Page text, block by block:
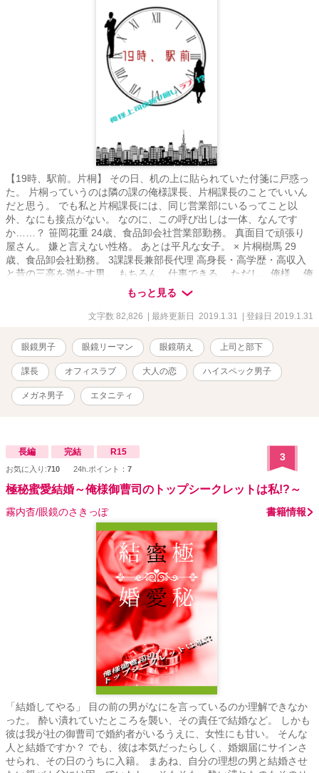
【19時、駅前。片桐】 その日、机の上に貼られていた付箋に戸惑っ
た。 片桐っていうのは隣の課の俺様課長、片桐課長のことでいいん
だと思う。 でも私と片桐課長には、同じ営業部にいるってこと以
外、なにも接点がない。 なのに、この呼び出しは一体、なんです
か……？ 笹岡花重 24歳、食品卸会社営業部勤務。 真面目で頑張り
屋さん。 嫌と言えない性格。 あとは平凡な女子。 × 片桐樹馬 29
歳、食品卸会社勤務。 3課課長兼部長代理 高身長・高学歴・高収入
と昔の三高を満たす男。 もちろん、仕事できる。 ただし、俺様。 俺
様片桐課長に振り回され、私はどうなっちゃうの……!?
もっと見る
文字数 82,826 | 最終更新日 2019.1.31 | 登録日 2019.1.31
眼鏡男子 眼鏡リーマン 眼鏡萌え 上司と部下
課長 オフィスラブ 大人の恋 ハイスペック男子
メガネ男子 エタニティ
長編 完結 R15
お気に入り:710 24h.ポイント： 7
3
極秘蜜愛結婚～俺様御曹司のトップシークレットは私!?～
霧内杳/眼鏡のさきっぽ 書籍情報
「結婚してやる」 目の前の男がなにを言っているのか理解できなか
った。 酔い潰れていたところを襲い、その責任で結婚など。 しかも
彼は我が社の御曹司で婚約者がいるうえに、女性にも甘い。 そんな
人と結婚ですか？ でも、彼は本気だったらしく、婚姻届にサインさ
せられ、その日のうちに入籍。 まあね、自分の理想の男と結婚させ